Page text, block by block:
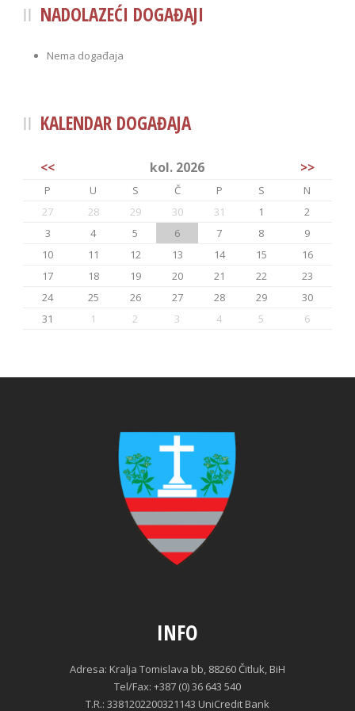
NADOLAZEĆI DOGAĐAJI
Nema događaja
KALENDAR DOGAĐAJA
<< kol. 2026 >>
P U S Č P S
N
27
28 29 30 31 1
2
3
4 5 6 7 8
9
10
11 12 13 14 15
16
17
18 19 20 21 22
23
24
25 26 27 28 29
30
31
1 2 3 4 5 6
INFO
Adresa: Kralja Tomislava bb, 88260 Čitluk, BiH
Tel/Fax: +387 (0) 36 643 540
T.R.: 3381202200321143 UniCredit Bank